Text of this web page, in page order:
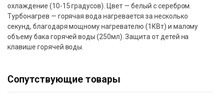
охлаждение (10-15 градусов). Цвет — белый с серебром.
Турбонагрев — горячая вода нагревается за несколько
секунд, благодаря мощному нагревателю (1КВт) и малому
объему бака горячей воды (250мл). Защита от детей на
клавише горячей воды.
Сопутствующие товары